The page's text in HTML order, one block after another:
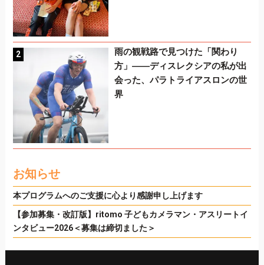
雨の観戦路で見つけた「関わり
方」――ディスレクシアの私が出
会った、パラトライアスロンの世
界
お知らせ
本プログラムへのご支援に心より感謝申し上げます
【参加募集・改訂版】ritomo 子どもカメラマン・アスリートイ
ンタビュー2026＜募集は締切ました＞